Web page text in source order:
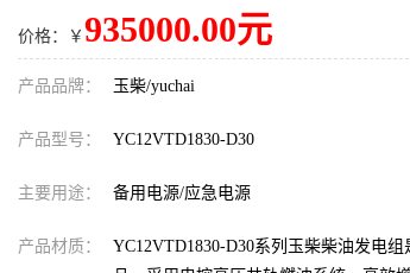
价格：￥ 935000.00元
产品品牌： 玉柴/yuchai
产品型号： YC12VTD1830-D30
主要用途： 备用电源/应急电源
产品材质：
YC12VTD1830-D30系列玉柴柴油发电